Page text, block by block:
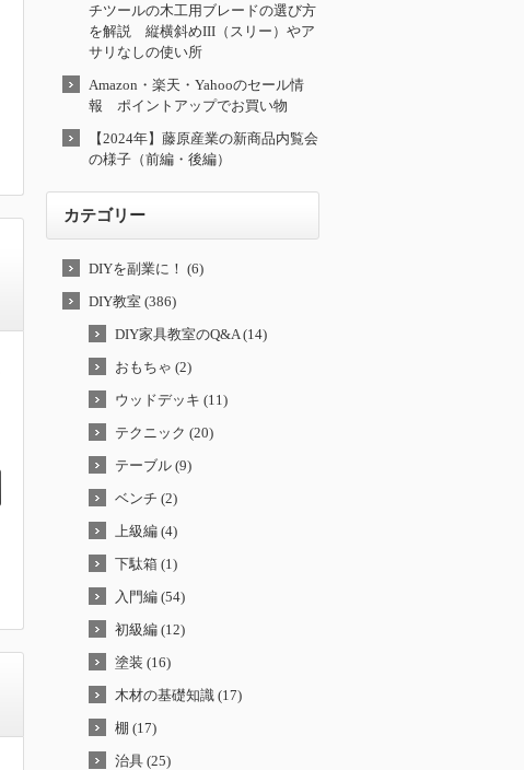
チツールの木工用ブレードの選び方
を解説 縦横斜めIII（スリー）やア
サリなしの使い所
Amazon・楽天・Yahooのセール情
報 ポイントアップでお買い物
【2024年】藤原産業の新商品内覧会
の様子（前編・後編）
カテゴリー
DIYを副業に！ (6)
DIY教室 (386)
DIY家具教室のQ&A (14)
おもちゃ (2)
ウッドデッキ (11)
テクニック (20)
テーブル (9)
ベンチ (2)
上級編 (4)
下駄箱 (1)
入門編 (54)
初級編 (12)
塗装 (16)
木材の基礎知識 (17)
棚 (17)
治具 (25)